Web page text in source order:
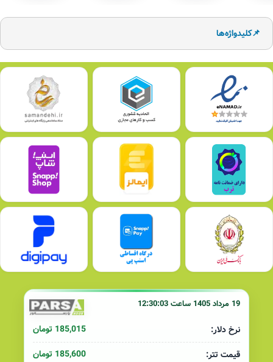
📌کلیدواژه‌ها
19 مرداد 1405 ساعت 12:30:03
نرخ دلار:
185,015 تومان
قیمت تتر:
185,600 تومان